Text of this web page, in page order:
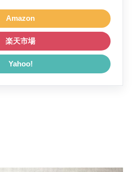
Amazon
楽天市場
Yahoo!